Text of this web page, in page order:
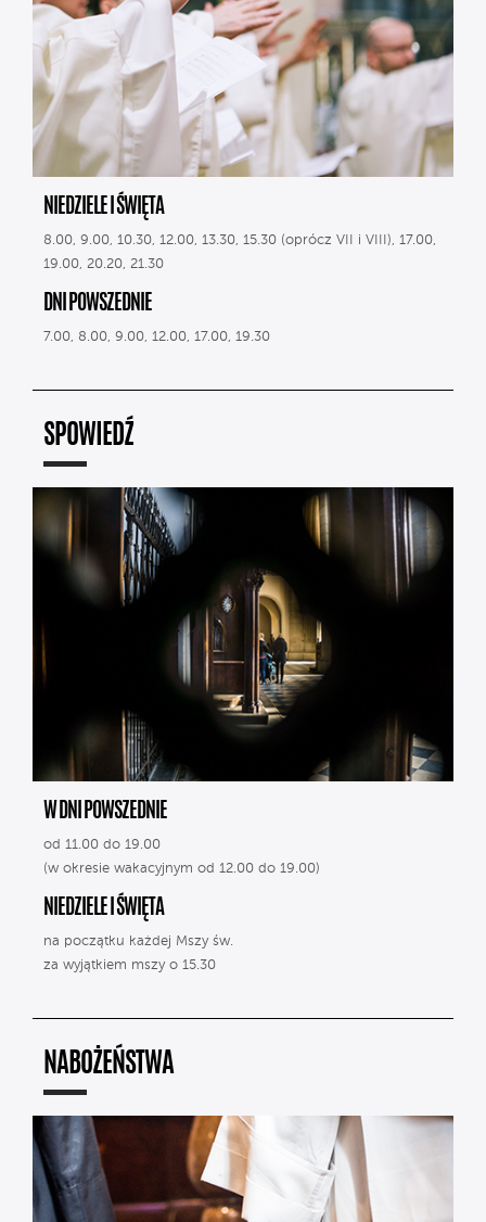
NIEDZIELE I ŚWIĘTA
8.00, 9.00, 10.30, 12.00, 13.30, 15.30 (oprócz VII i VIII), 17.00,
19.00, 20.20, 21.30
DNI POWSZEDNIE
7.00, 8.00, 9.00, 12.00, 17.00, 19.30
SPOWIEDŹ
W DNI POWSZEDNIE
od 11.00 do 19.00
(w okresie wakacyjnym od 12.00 do 19.00)
NIEDZIELE I ŚWIĘTA
na początku każdej Mszy św.
za wyjątkiem mszy o 15.30
NABOŻEŃSTWA